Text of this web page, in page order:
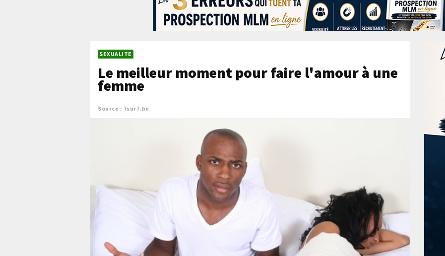
SEXUALITE
Le meilleur moment pour faire l'amour à une
femme
Source : 7sur7.be